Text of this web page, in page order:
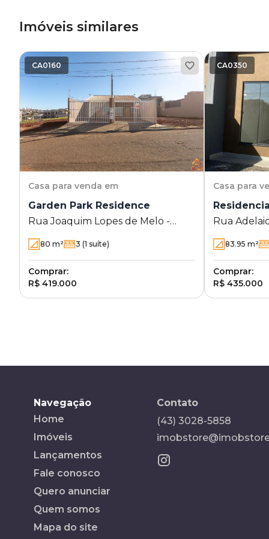
Imóveis similares
CA0160
Casa para venda em
Garden Park Residence
Rua Joaquim Lopes de Melo -
Garden Park Residence
80 m² 3 (1 suíte)
Comprar:
R$ 419.000
CA0350
Casa para
Rua
83.95 m²
Comprar:
R$ 435.000
Navegação
Home
Imóveis
Lançamentos
Fale conosco
Quero anunciar
Quem somos
Mapa do site
Contato
(43) 3028-5858